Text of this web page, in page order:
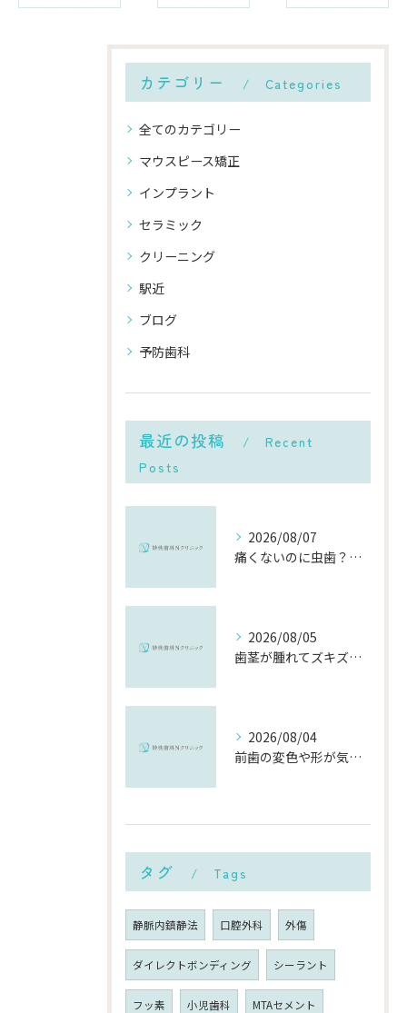
カテゴリー Categories
全てのカテゴリー
マウスピース矯正
インプラント
セラミック
クリーニング
駅近
ブログ
予防歯科
最近の投稿
Recent
Posts
2026/08/07
痛くないのに虫歯？「痛みのない虫歯」が進行する理由と発見方法
2026/08/05
歯茎が腫れてズキズキ痛む時の応急処置と、早めに受診すべき理由
2026/08/04
前歯の変色や形が気になる…削らずにきれいに整える「ダイレクトボンディング」とは？
タグ Tags
静脈内鎮静法 口腔外科 外傷
ダイレクトボンディング シーラント
フッ素 小児歯科 MTAセメント